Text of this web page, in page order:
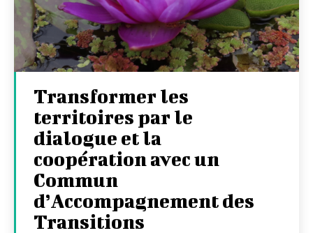
Transformer les
territoires par le
dialogue et la
coopération avec un
Commun
d’Accompagnement des
Transitions